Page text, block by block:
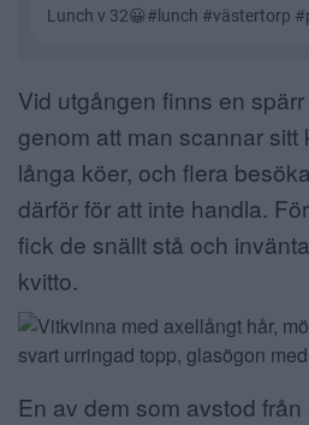
Vid utgången finns en
genom att man scannar sitt
långa köer, och flera
därför för att inte handla.
fick de snällt stå och
kvitto.
En av dem som avstod